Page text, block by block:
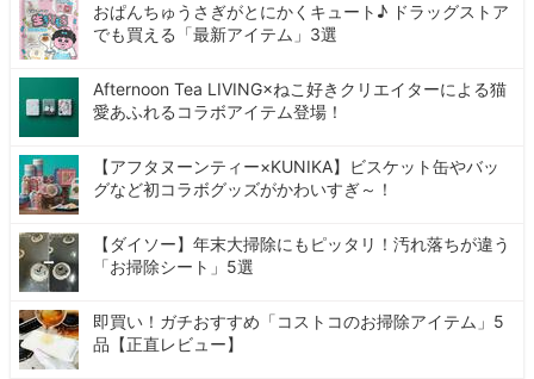
おぱんちゅうさぎがとにかくキュート♪ ドラッグストア
でも買える「最新アイテム」3選
Afternoon Tea LIVING×ねこ好きクリエイターによる猫
愛あふれるコラボアイテム登場！
【アフタヌーンティー×KUNIKA】ビスケット缶やバッ
グなど初コラボグッズがかわいすぎ～！
【ダイソー】年末大掃除にもピッタリ！汚れ落ちが違う
「お掃除シート」5選
即買い！ガチおすすめ「コストコのお掃除アイテム」5
品【正直レビュー】